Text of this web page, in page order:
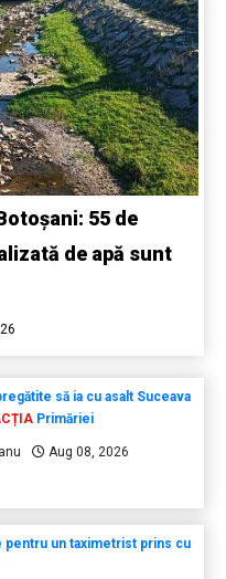
55 de
de apă sunt
să ia cu asalt Suceava
Primăriei
Aug 08, 2026
pentru un taximetrist prins cu